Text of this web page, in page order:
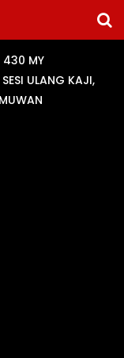
430 MY
ULANG KAJI,